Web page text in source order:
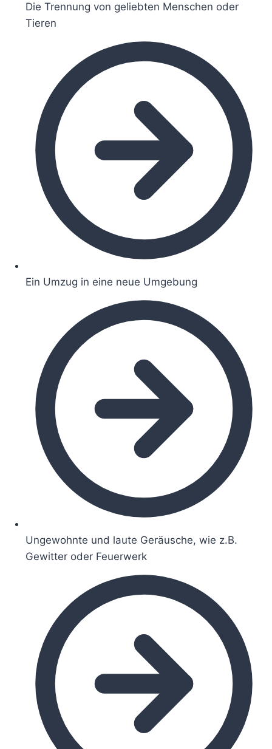
Die Trennung von geliebten Menschen oder
Tieren
Ein Umzug in eine neue Umgebung
Ungewohnte und laute Geräusche, wie z.B.
Gewitter oder Feuerwerk